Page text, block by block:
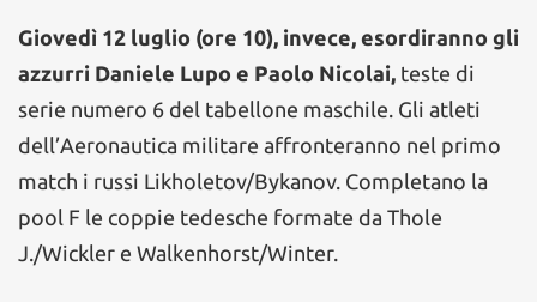
Giovedì 12 luglio (ore 10), invece, esordiranno gli
azzurri Daniele Lupo e Paolo Nicolai, teste di
serie numero 6 del tabellone maschile. Gli atleti
dell’Aeronautica militare affronteranno nel primo
match i russi Likholetov/Bykanov. Completano la
pool F le coppie tedesche formate da Thole
J./Wickler e Walkenhorst/Winter.